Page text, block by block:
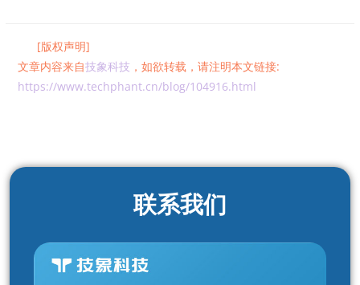
[版权声明]
文章内容来自技象科技 ，如欲转载，请注明本文链接:
https://www.techphant.cn/blog/104916.html
联系我们